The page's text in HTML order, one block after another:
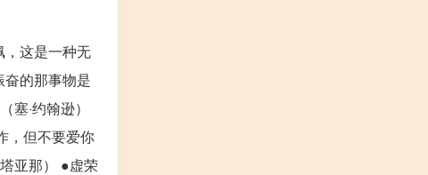
，这是一种无
的那事物是
·约翰逊）
，但不要爱你
亚那） ●虚荣